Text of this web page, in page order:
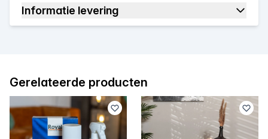
Informatie levering
Gerelateerde producten